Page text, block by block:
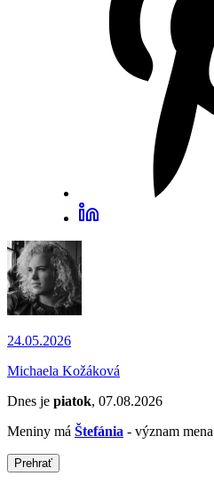
24.05.2026
Michaela Kožáková
Dnes je piatok, 07.08.2026
Meniny má Štefánia - význam mena
Prehrať